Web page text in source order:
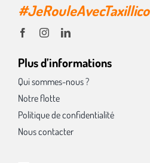
#JeRouleAvecTaxillico
Plus d’informations
Qui sommes-nous ?
Notre flotte
Politique de confidentialité
Nous contacter